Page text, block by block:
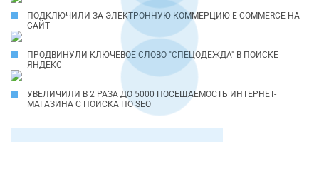
ПОДКЛЮЧИЛИ ЗА ЭЛЕКТРОННУЮ КОММЕРЦИЮ E-COMMERCE НА
САЙТ
ПРОДВИНУЛИ КЛЮЧЕВОЕ СЛОВО "СПЕЦОДЕЖДА" В ПОИСКЕ
ЯНДЕКС
УВЕЛИЧИЛИ В 2 РАЗА ДО 5000 ПОСЕЩАЕМОСТЬ ИНТЕРНЕТ-
МАГАЗИНА С ПОИСКА ПО SEO